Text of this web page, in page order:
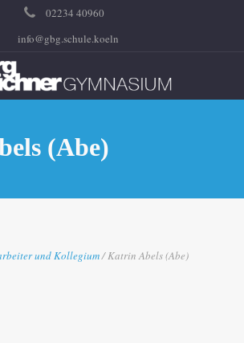
02234 40960
info@gbg.schule.koeln
(Abe)
und Kollegium/ Katrin Abels (Abe)